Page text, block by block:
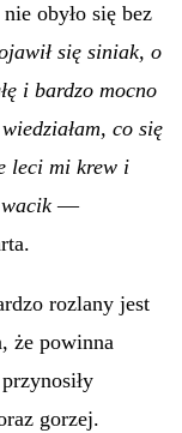
obyło się bez
się siniak, o
i bardzo mocno
co się
leci mi krew i
—
rozlany jest
że powinna
gorzej.